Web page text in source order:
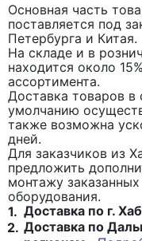
Основная часть
поставляется под
Петербурга и Китая.
На складе и в
находится около
ассортимента.
Доставка товаров в
умолчанию
также возможна
дней.
Для заказчиков из
предложить
монтажу
оборудования.
1. Доставка по г.
2. Доставка по